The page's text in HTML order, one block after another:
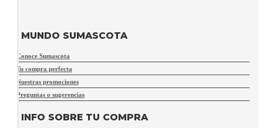
MUNDO SUMASCOTA
Conoce Sumascota
Tu compra perfecta
Nuestras promociones
Preguntas o sugerencias
INFO SOBRE TU COMPRA